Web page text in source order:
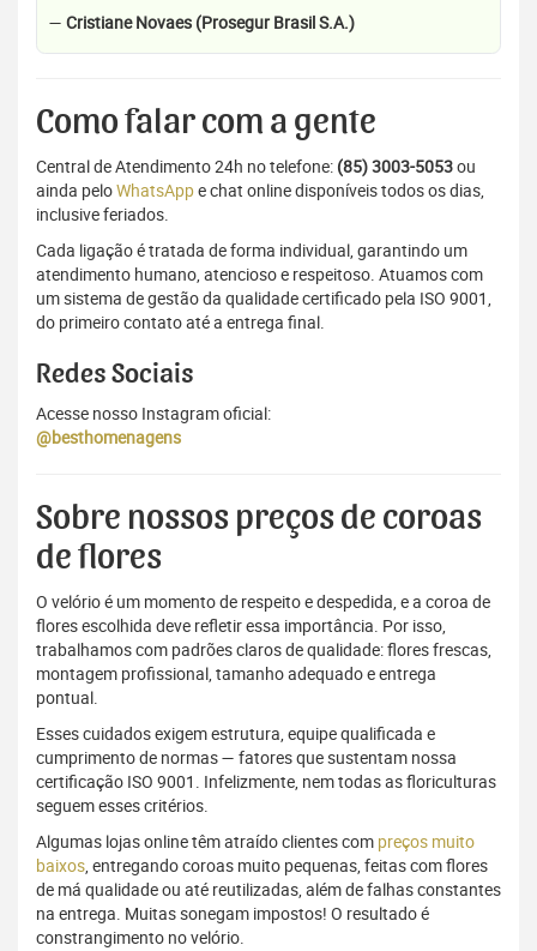
— Cristiane Novaes (Prosegur Brasil S.A.)
Como falar com a gente
Central de Atendimento 24h no telefone: (85) 3003-5053ou
ainda peloWhatsAppe chat online disponíveis todos os dias,
inclusive feriados.
Cada ligação é tratada de forma individual, garantindo um
atendimento humano, atencioso e respeitoso. Atuamos com
um sistema de gestão da qualidade certificado pela ISO 9001,
do primeiro contato até a entrega final.
Redes Sociais
Acesse nosso Instagram oficial:
@besthomenagens
Sobre nossos preços de coroas
de flores
O velório é um momento de respeito e despedida, e a coroa de
flores escolhida deve refletir essa importância. Por isso,
trabalhamos com padrões claros de qualidade: flores frescas,
montagem profissional, tamanho adequado e entrega
pontual.
Esses cuidados exigem estrutura, equipe qualificada e
cumprimento de normas — fatores que sustentam nossa
certificação ISO 9001. Infelizmente, nem todas as floriculturas
seguem esses critérios.
Algumas lojas online têm atraído clientes com preços muito
baixos, entregando coroas muito pequenas, feitas com flores
de má qualidade ou até reutilizadas, além de falhas constantes
na entrega. Muitas sonegam impostos! O resultado é
constrangimento no velório.